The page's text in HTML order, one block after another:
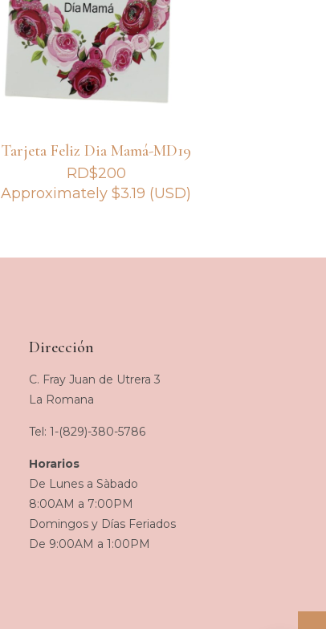
Tarjeta Feliz Dia Mamá-MD19
RD$200
Approximately$3.19 (USD)
Dirección
C. Fray Juan de Utrera 3
La Romana
Tel: 1-(829)-380-5786
Horarios
De Lunes a Sàbado
8:00AM a 7:00PM
Domingos y Días Feriados
De 9:00AM a 1:00PM